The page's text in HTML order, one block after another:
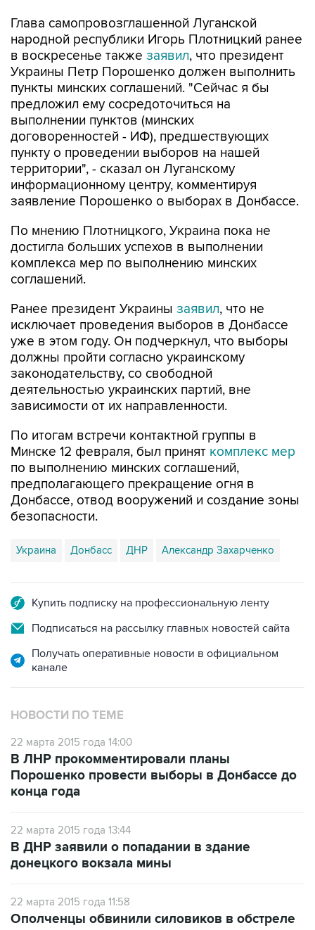
в воскресенье такжезаявил , что президент
Украины Петр Порошенко должен выполнить
пункты минских соглашений. "Сейчас я бы
предложил ему сосредоточиться на
выполнении пунктов (минских
договоренностей - ИФ), предшествующих
пункту о проведении выборов на нашей
территории", - сказал он Луганскому
информационному центру, комментируя
заявление Порошенко о выборах в Донбассе.
По мнению Плотницкого, Украина пока не
комплекса мер по выполнению минских
соглашений.
Ранее президент Украины
уже в этом году. Он подчеркнул, что выборы
должны пройти согласно украинскому
законодательству, со свободной
деятельностью украинских партий, вне
зависимости от их направленности.
По итогам встречи контактной группы в
по выполнению минских соглашений,
предполагающего прекращение огня в
Донбассе, отвод вооружений и создание зоны
безопасности.
Украина Донбасс
Подписаться на рассылку главных новостей сайта
Получать оперативные новости в официальном
НОВОСТИ ПО ТЕМЕ
22 марта 2015 года 14:00
Порошенко провести выборы в Донбассе до
конца года
22 марта 2015 года 13:44
донецкого вокзала мины
22 марта 2015 года 11:58
железнодорожного вокзала Донецка